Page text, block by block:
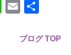
Line Email
ブログ TOP